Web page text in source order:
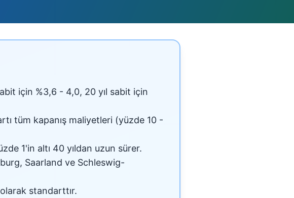
için %3,6 - 4,0, 20 yıl sabit için
tüm kapanış maliyetleri (yüzde 10 -
1'in altı 40 yıldan uzun sürer.
Saarland ve Schleswig-
standarttır.